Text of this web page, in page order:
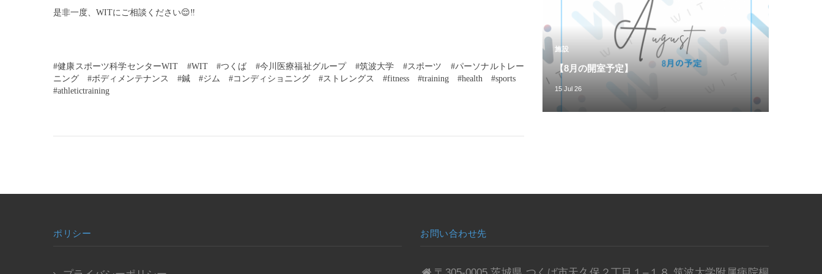
是非一度、WITにご相談ください😌‼︎
#健康スポーツ科学センターWIT　#WIT　#つくば　#今川医療福祉グループ　#筑波大学　#スポーツ　#パーソナルトレー
ニング　#ボディメンテナンス　#鍼　#ジム　#コンディショニング　#ストレングス　#fitness　#training　#health　#sports
#athletictraining
施設
【8月の開室予定】
15 Jul 26
ポリシー お問い合わせ先